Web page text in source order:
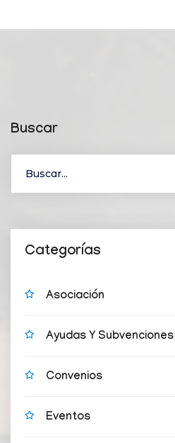
Buscar
Categorías
Asociación
Ayudas Y Subvenciones
Convenios
Eventos